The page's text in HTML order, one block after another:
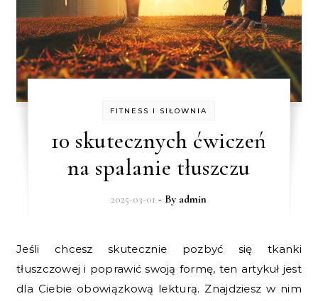
FITNESS I SIŁOWNIA
10 skutecznych ćwiczeń
na spalanie tłuszczu
2025-03-01 - By admin
Jeśli chcesz skutecznie pozbyć się tkanki
tłuszczowej i poprawić swoją formę, ten artykuł jest
dla Ciebie obowiązkową lekturą. Znajdziesz w nim